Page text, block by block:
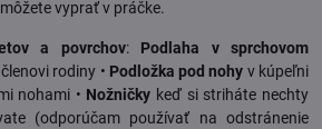
vyprať v práčke.
a povrchov: Podlaha v sprchovom
rodiny • Podložka pod nohy v kúpeľni
nohami • Nožničky keď si striháte nechty
(odporúčam používať na odstránenie